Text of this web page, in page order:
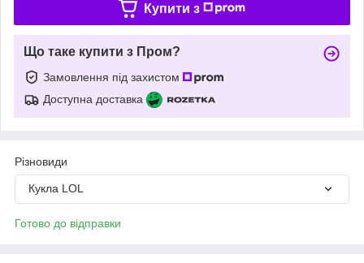
Купити з
Що таке купити з Пром?
Замовлення під захистом
Доступна доставка
Різновиди
Кукла LOL
Готово до відправки